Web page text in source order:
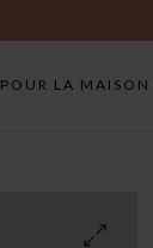
POUR LA MAISON